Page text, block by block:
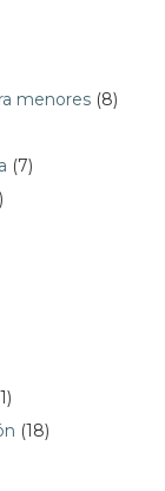
menores (8)
(7)
(18)